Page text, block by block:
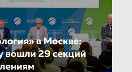
в Москве:
вошли 29 секций